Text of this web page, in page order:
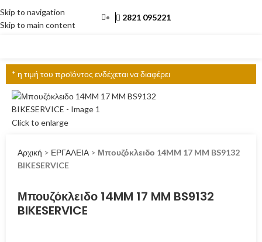
Skip to navigation
Skip to main content
2821 095221
* η τιμή του προϊόντος ενδέχεται να διαφέρει
Click to enlarge
Αρχική > ΕΡΓΑΛΕΙΑ > Μπουζόκλειδο 14MM 17 MM BS9132
BIKESERVICE
Μπουζόκλειδο 14MM 17 MM BS9132
BIKESERVICE